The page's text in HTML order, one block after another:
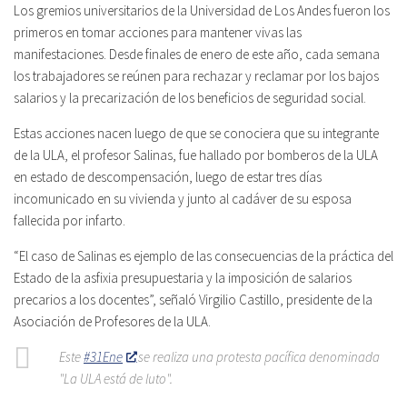
Los gremios universitarios de la Universidad de Los Andes fueron los
primeros en tomar acciones para mantener vivas las
manifestaciones. Desde finales de enero de este año, cada semana
los trabajadores se reúnen para rechazar y reclamar por los bajos
salarios y la precarización de los beneficios de seguridad social.
Estas acciones nacen luego de que se conociera que su integrante
de la ULA, el profesor Salinas, fue hallado por bomberos de la ULA
en estado de descompensación, luego de estar tres días
incomunicado en su vivienda y junto al cadáver de su esposa
fallecida por infarto.
“El caso de Salinas es ejemplo de las consecuencias de la práctica del
Estado de la asfixia presupuestaria y la imposición de salarios
precarios a los docentes”, señaló Virgilio Castillo, presidente de la
Asociación de Profesores de la ULA.
Este#31Ene
se realiza una protesta pacífica denominada
"La ULA está de luto".